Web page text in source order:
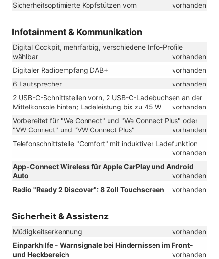
Sicherheitsoptimierte Kopfstützen vorn
vorhanden
Infotainment & Kommunikation
Digital Cockpit, mehrfarbig, verschiedene Info-Profile
wählbar
vorhanden
Digitaler Radioempfang DAB+
vorhanden
6 Lautsprecher
vorhanden
2 USB-C-Schnittstellen vorn, 2 USB-C-Ladebuchsen an der
Mittelkonsole hinten; Ladeleistung bis zu 45 W
vorhanden
Vorbereitet für "We Connect" und "We Connect Plus" oder
"VW Connect" und "VW Connect Plus"
vorhanden
Telefonschnittstelle "Comfort" mit induktiver Ladefunktion
vorhanden
App-Connect Wireless für Apple CarPlay und Android
Auto
vorhanden
Radio "Ready 2 Discover": 8 Zoll Touchscreen
vorhanden
Sicherheit & Assistenz
Müdigkeitserkennung
vorhanden
Einparkhilfe - Warnsignale bei Hindernissen im Front-
und Heckbereich
vorhanden